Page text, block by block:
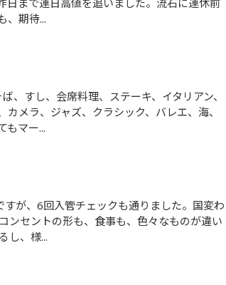
日まで連日高値を追いました。流石に連休前
、期待...
メラ、ジャズ、クラシック、バレエ、海、
もマー...
ンセントの形も、食事も、色々なものが違い
し、様...